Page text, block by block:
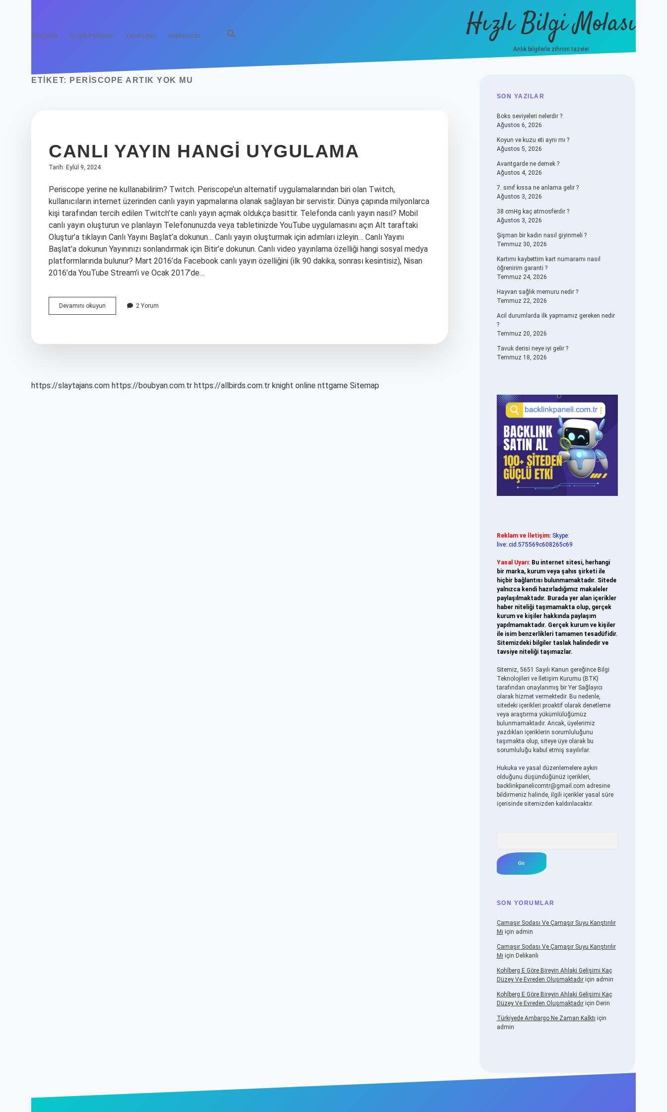
Anasayfa Gizlilik Politikası Yasal Uyarı Hakkımızda Hızlı Bilgi Molası
Anlık bilgilerle zihnini tazele!
ETIKET: PERISCOPE ARTIK YOK MU
CANLI YAYIN HANGI UYGULAMA
Tarih: Eylül 9, 2024
Periscope yerine ne kullanabilirim? Twitch. Periscope’un alternatif uygulamalarından biri olan Twitch,
kullanıcıların internet üzerinden canlı yayın yapmalarına olanak sağlayan bir servistir. Dünya çapında milyonlarca
kişi tarafından tercih edilen Twitch’te canlı yayın açmak oldukça basittir. Telefonda canlı yayın nasıl? Mobil
canlı yayın oluşturun ve planlayın Telefonunuzda veya tabletinizde YouTube uygulamasını açın Alt taraftaki
Oluştur’a tıklayın Canlı Yayını Başlat’a dokunun… Canlı yayın oluşturmak için adımları izleyin… Canlı Yayını
Başlat’a dokunun Yayınınızı sonlandırmak için Bitir’e dokunun. Canlı video yayınlama özelliği hangi sosyal medya
platformlarında bulunur? Mart 2016’da Facebook canlı yayın özelliğini (ilk 90 dakika, sonrası kesintisiz), Nisan
2016’da YouTube Stream’i ve Ocak 2017’de…
Devamını okuyun
Yayın
2 Yorum
https://slaytajans.com https://boubyan.com.tr https://allbirds.com.tr knight online nttgame Sitemap
SIDEBAR
SON YAZILAR
Boks seviyeleri nelerdir ?
Ağustos 6, 2026
Koyun ve kuzu eti aynı mı ?
Ağustos 5, 2026
Avantgarde ne demek ?
Ağustos 4, 2026
7. sınıf kıssa ne anlama gelir ?
Ağustos 3, 2026
38 cmHg kaç atmosferdir ?
Ağustos 3, 2026
Şişman bir kadın nasıl giyinmeli ?
Temmuz 30, 2026
Kartımı kaybettim kart numaramı nasıl
öğrenirim garanti ?
Temmuz 24, 2026
Hayvan sağlık memuru nedir ?
Temmuz 22, 2026
Acil durumlarda ilk yapmamız gereken nedir
?
Temmuz 20, 2026
Tavuk derisi neye iyi gelir ?
Temmuz 18, 2026
Reklam ve İletişim: Skype:
live:.cid.575569c608265c69
Yasal Uyarı: Bu internet sitesi, herhangi
bir marka, kurum veya şahıs şirketi ile
hiçbir bağlantısı bulunmamaktadır. Sitede
yalnızca kendi hazırladığımız makaleler
paylaşılmaktadır. Burada yer alan içerikler
haber niteliği taşımamakta olup, gerçek
kurum ve kişiler hakkında paylaşım
yapılmamaktadır. Gerçek kurum ve kişiler
ile isim benzerlikleri tamamen tesadüfidir.
Sitemizdeki bilgiler taslak halindedir ve
tavsiye niteliği taşımazlar.
Sitemiz, 5651 Sayılı Kanun gereğince Bilgi
Teknolojileri ve İletişim Kurumu (BTK)
tarafından onaylanmış bir Yer Sağlayıcı
olarak hizmet vermektedir. Bu nedenle,
sitedeki içerikleri proaktif olarak denetleme
veya araştırma yükümlülüğümüz
bulunmamaktadır. Ancak, üyelerimiz
yazdıkları içeriklerin sorumluluğunu
taşımakta olup, siteye üye olarak bu
sorumluluğu kabul etmiş sayılırlar.
Hukuka ve yasal düzenlemelere aykırı
olduğunu düşündüğünüz içerikleri,
backlinkpanelicomtr@gmail.com adresine
bildirmeniz halinde, ilgili içerikler yasal süre
içerisinde sitemizden kaldırılacaktır.
SON YORUMLAR
Çamaşır Sodası Ve Çamaşır Suyu Karıştırılır
Mı için admin
Çamaşır Sodası Ve Çamaşır Suyu Karıştırılır
Mı için Delikanlı
Kohlberg E Göre Bireyin Ahlaki Gelişimi Kaç
Düzey Ve Evreden Oluşmaktadıriçin admin
Kohlberg E Göre Bireyin Ahlaki Gelişimi Kaç
Düzey Ve Evreden Oluşmaktadıriçin Derin
Türkiyede Ambargo Ne Zaman Kalktı için
admin